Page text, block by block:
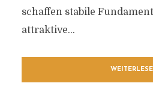
schaffen stabile
attraktive...